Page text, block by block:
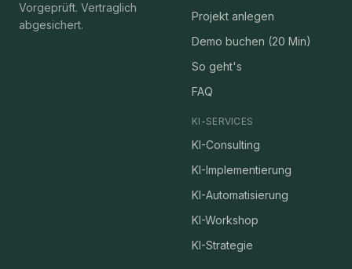
Vorgeprüft. Vertraglich
abgesichert.
Projekt anlegen
Demo buchen (20 Min)
So geht's
FAQ
KI-SERVICES
KI-Consulting
KI-Implementierung
KI-Automatisierung
KI-Workshop
KI-Strategie